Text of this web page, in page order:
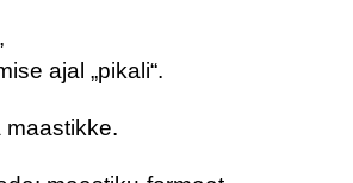
ajal „pikali“.
maastikke.